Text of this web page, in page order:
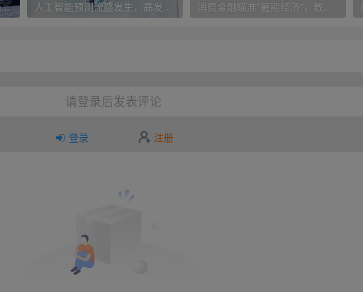
今年的CES Asia，你可不要错过这些自动驾驶看点
请登录后发表评论
登录 注册